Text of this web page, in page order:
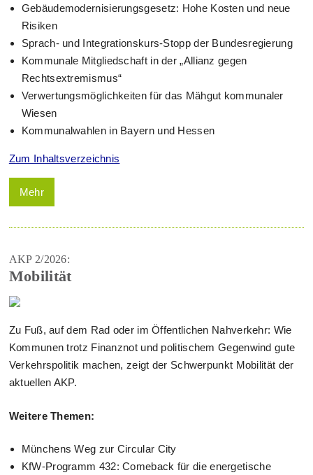
Gebäudemodernisierungsgesetz: Hohe Kosten und neue
Risiken
Sprach- und Integrationskurs-Stopp der Bundesregierung
Kommunale Mitgliedschaft in der „Allianz gegen
Rechtsextremismus“
Verwertungsmöglichkeiten für das Mähgut kommunaler
Wiesen
Kommunalwahlen in Bayern und Hessen
Zum Inhaltsverzeichnis
Mehr
AKP 2/2026:
Mobilität
Zu Fuß, auf dem Rad oder im Öffentlichen Nahverkehr: Wie
Kommunen trotz Finanznot und politischem Gegenwind gute
Verkehrspolitik machen, zeigt der Schwerpunkt Mobilität der
aktuellen AKP.
Weitere Themen:
Münchens Weg zur Circular City
KfW-Programm 432: Comeback für die energetische